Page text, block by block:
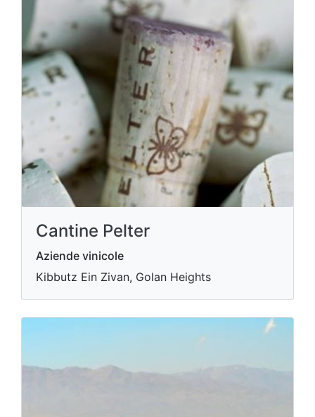
Cantine Pelter
Aziende vinicole
Kibbutz Ein Zivan, Golan Heights